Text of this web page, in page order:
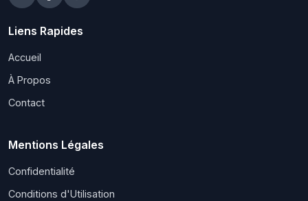
Liens Rapides
Accueil
À Propos
Contact
Mentions Légales
Confidentialité
Conditions d'Utilisation